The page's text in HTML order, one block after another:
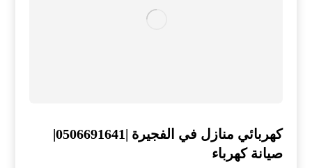
كهربائي منازل في الفجيرة |0506691641|
صيانة كهرباء